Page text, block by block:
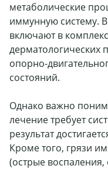
метаболические
иммунную систему.
включают в
дерматологических
опорно-
состояний.
Однако важно
лечение требует
результат
Кроме того, грязи
(острые